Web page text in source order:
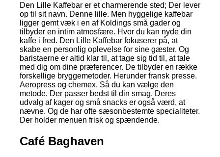
Den Lille Kaffebar er et charmerende sted; Der lever
op til sit navn. Denne lille. Men hyggelige kaffebar
ligger gemt væk i en af Koldings små gader og
tilbyder en intim atmosfære. Hvor du kan nyde din
kaffe i fred. Den Lille Kaffebar fokuserer på, at
skabe en personlig oplevelse for sine gæster. Og
baristaerne er altid klar til, at tage sig tid til, at tale
med dig om dine præferencer. De tilbyder en række
forskellige bryggemetoder. Herunder fransk presse.
Aeropress og chemex. Så du kan vælge den
metode. Der passer bedst til din smag. Deres
udvalg af kager og små snacks er også værd, at
nævne. Og de har ofte sæsonbestemte specialiteter.
Der holder menuen frisk og spændende.
Café Baghaven